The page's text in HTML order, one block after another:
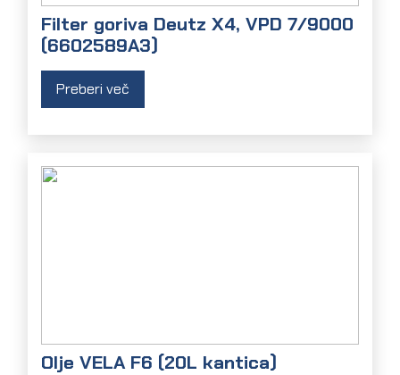
Filter goriva Deutz X4, VPD 7/9000
(6602589A3)
Preberi več
Olje VELA F6 (20L kantica)